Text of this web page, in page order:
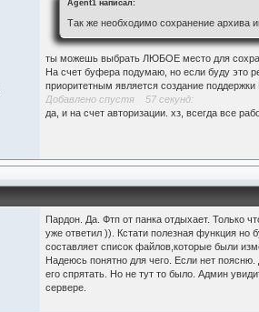
Agent1 написал:
Так же необходимо сохранение архива
ты можешь выбрать ЛЮБОЕ место для
На счет буфера подумаю, но если буду это
приоритетным является создание поддержки
Добавлено спустя 57 секунд:
да, и на счет авторизации. хз, всегда все
Пардон. Да. Фтп от панка отдыхает. Только
уже ответил )). Кстати полезная функция но
составляет список файлов,которые были
Надеюсь понятно для чего. Если нет
его спрятать. Но не тут то было. Админ
сервере.